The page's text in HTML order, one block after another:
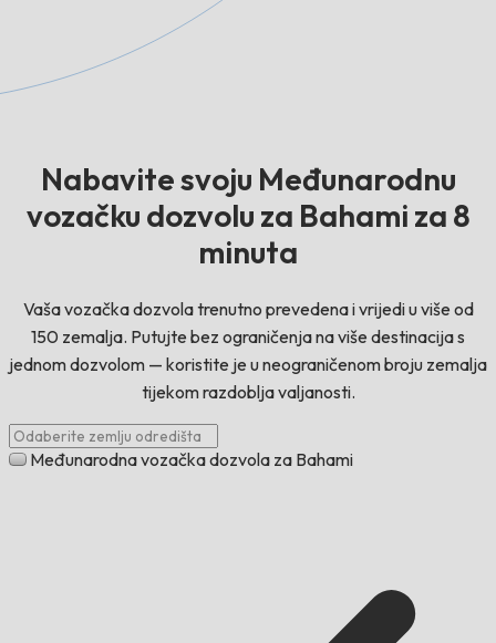
Nabavite svoju Međunarodnu
vozačku dozvolu za Bahami za 8
minuta
Vaša vozačka dozvola trenutno prevedena i vrijedi u više od
150 zemalja. Putujte bez ograničenja na više destinacija s
jednom dozvolom — koristite je u neograničenom broju zemalja
tijekom razdoblja valjanosti.
Međunarodna vozačka dozvola za Bahami